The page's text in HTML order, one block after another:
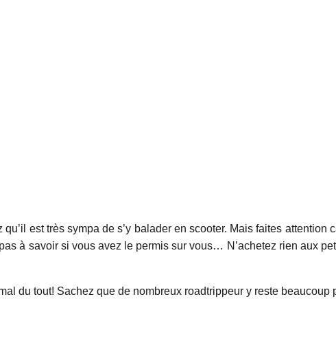
est très sympa de s’y balader en scooter. Mais faites attention
à savoir si vous avez le permis sur vous… N’achetez rien aux
du tout! Sachez que de nombreux roadtrippeur y reste beaucoup